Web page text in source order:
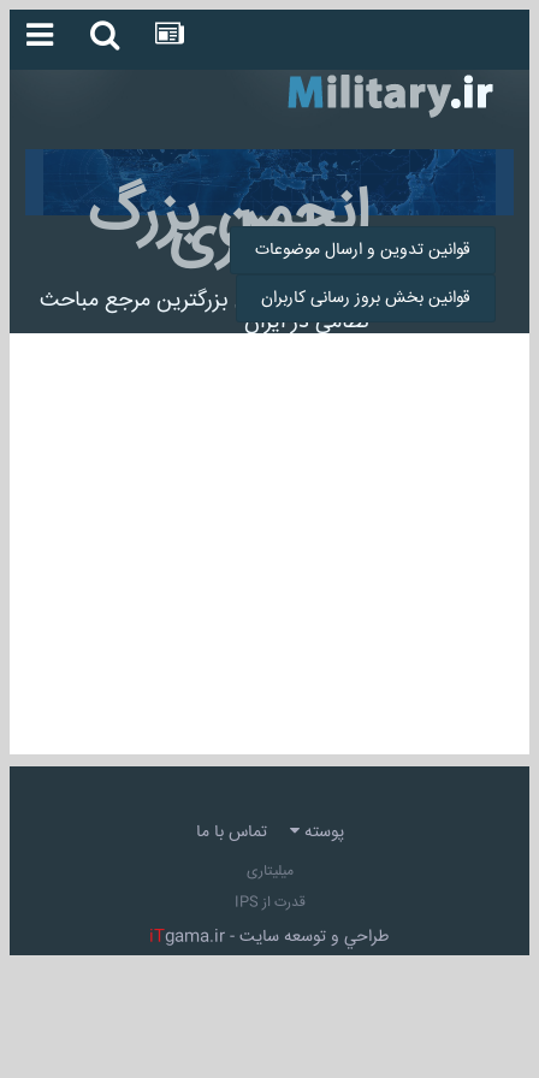
انجمن بزرگ
میلیتاری
انجمن میلیتاری بزرگترین مرجع مباحث
نظامی در ایران
قوانین تدوین و ارسال موضوعات
قوانین بخش بروز رسانی کاربران
پوسته تماس با ما
میلیتاری
قدرت از IPS
طراحي و توسعه سايت - iTgama.ir